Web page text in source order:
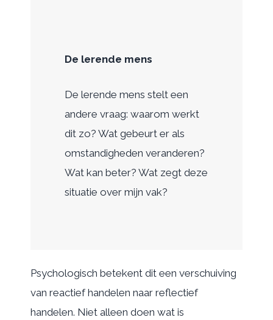
De lerende mens
De lerende mens stelt een
andere vraag: waarom werkt
dit zo? Wat gebeurt er als
omstandigheden veranderen?
Wat kan beter? Wat zegt deze
situatie over mijn vak?
Psychologisch betekent dit een verschuiving
van reactief handelen naar reflectief
handelen. Niet alleen doen wat is